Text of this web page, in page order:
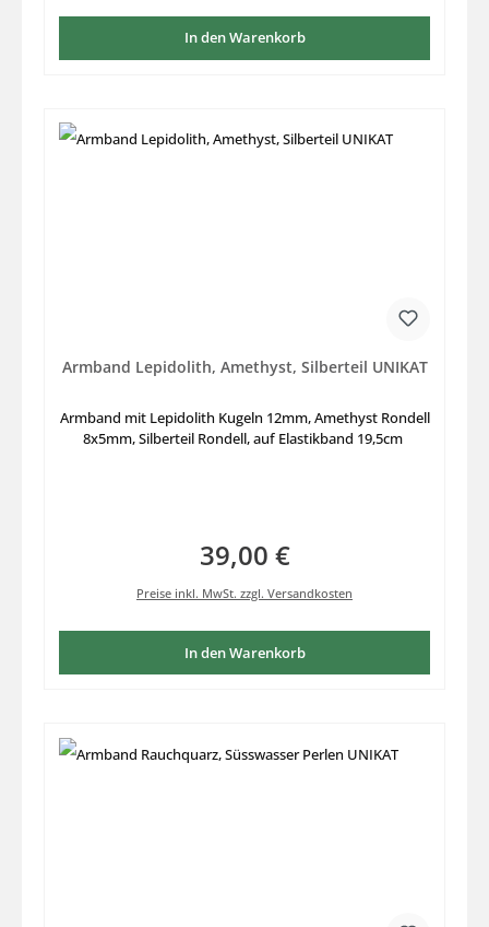
In den Warenkorb
Armband Lepidolith, Amethyst, Silberteil UNIKAT
Armband mit Lepidolith Kugeln 12mm, Amethyst Rondell
8x5mm, Silberteil Rondell, auf Elastikband 19,5cm
Regulärer Preis:
39,00 €
Preise inkl. MwSt. zzgl. Versandkosten
In den Warenkorb